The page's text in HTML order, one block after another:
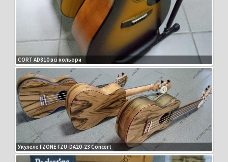
CORT AD810 всі кольори
Укулеле FZONE FZU-DA20-23 Concert